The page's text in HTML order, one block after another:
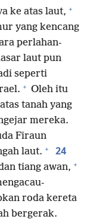
ke atas laut, +
yang kencang
perlahan-
laut pun
seperti
+ Oleh itu
tanah yang
mereka.
Firaun
laut. + 24
tiang awan, +
roda kereta
bergerak.